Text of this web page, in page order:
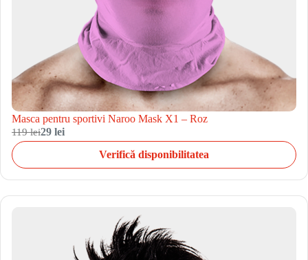
Masca pentru sportivi Naroo Mask X1 – Roz
119 lei29 lei
Verifică disponibilitatea